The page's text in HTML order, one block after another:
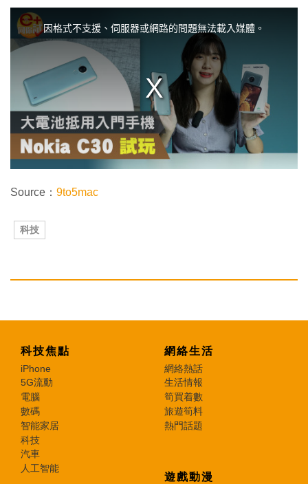
i
a
d
.
因格式不支援、伺服器或網路的問題無法載入媒體。
Source： 9to5mac
科技
科技焦點
iPhone
5G流動
電腦
數碼
智能家居
科技
汽車
人工智能
網絡生活
網絡熱話
生活情報
筍買着數
旅遊筍料
熱門話題
遊戲動漫